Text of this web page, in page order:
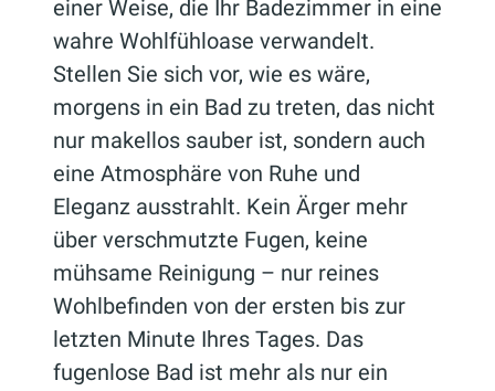
einer Weise, die Ihr Badezimmer in eine
wahre Wohlfühloase verwandelt.
Stellen Sie sich vor, wie es wäre,
morgens in ein Bad zu treten, das nicht
nur makellos sauber ist, sondern auch
eine Atmosphäre von Ruhe und
Eleganz ausstrahlt. Kein Ärger mehr
über verschmutzte Fugen, keine
mühsame Reinigung – nur reines
Wohlbefinden von der ersten bis zur
letzten Minute Ihres Tages. Das
fugenlose Bad ist mehr als nur ein